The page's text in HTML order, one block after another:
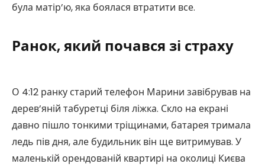
була матір’ю, яка боялася втратити все.
Ранок, який почався зі страху
О 4:12 ранку старий телефон Марини завібрував на
дерев’яній табуретці біля ліжка. Скло на екрані
давно пішло тонкими тріщинами, батарея тримала
ледь пів дня, але будильник він ще витримував. У
маленькій орендованій квартирі на околиці Києва